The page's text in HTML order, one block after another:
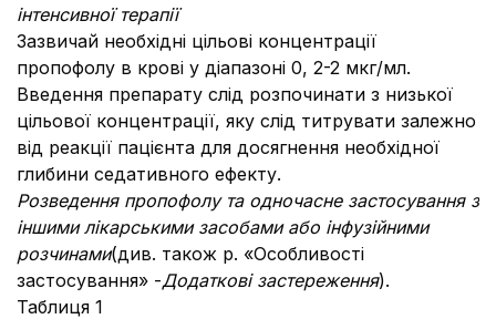
інтенсивної терапії
Зазвичай необхідні цільові концентрації
пропофолу в крові у діапазоні 0, 2-2 мкг/мл.
Введення препарату слід розпочинати з низької
цільової концентрації, яку слід титрувати залежно
від реакції пацієнта для досягнення необхідної
глибини седативного ефекту.
Розведення пропофолу та одночасне застосування з
іншими лікарськими засобами або інфузійними
розчинами(див. також р. «Особливості
застосування» -Додаткові застереження).
Таблиця 1